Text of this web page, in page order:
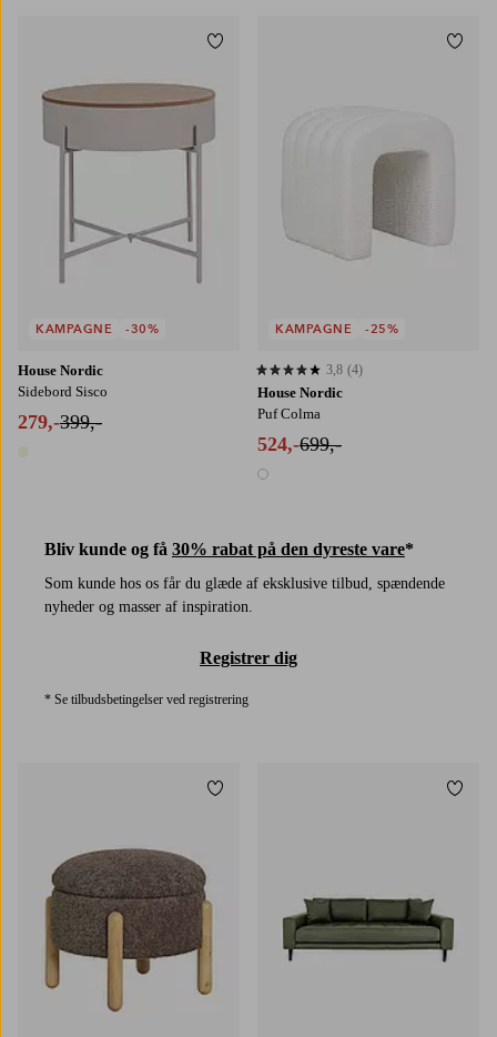
House Nordic
Sidebord Sisco
279,-399,-
KAMPAGNE -30%
Tilføj til favoritter
Bliv kunde og få 30% rabat på den dyreste vare*
Som kunde hos os får du glæde af eksklusive tilbud, spændende
nyheder og masser af inspiration.
Registrer dig
* Se tilbudsbetingelser ved registrering
House Nordic
Puf Colma
524,-699,-
1 farve
3,8 baseret på 4 bedømmelser
3,8 (4)
KAMPAGNE -25%
Tilføj til favoritter